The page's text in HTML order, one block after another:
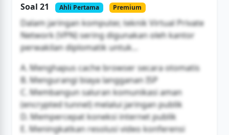
Soal 21 Ahli Pertama Premium
Dalam jaringan komputer, teknik Virtual Private
Network (VPN) sering digunakan oleh kantor
perwakilan diplomatik untuk...
A. Menghapus cache browser secara otomatis
B. Mengurangi biaya langganan ISP
C. Membangun saluran komunikasi aman
(encrypted tunnel) melalui jaringan publik
D. Mempercepat koneksi internet publik
E. Meningkatkan resolusi video konferensi